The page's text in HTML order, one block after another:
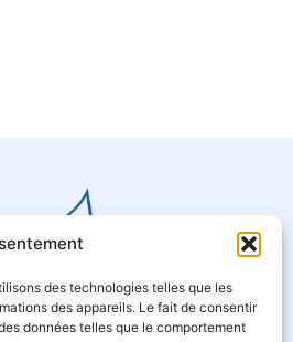
des technologies telles que les
des appareils. Le fait de consentir
données telles que le comportement